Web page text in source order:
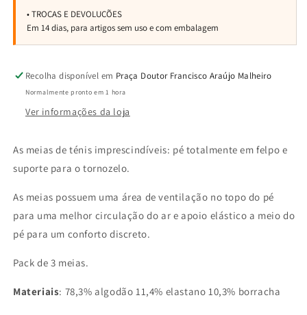
Recolha disponível em Praça Doutor Francisco Araújo Malheiro
Normalmente pronto em 1 hora
Ver informações da loja
As meias de ténis imprescindíveis: pé totalmente em felpo e
suporte para o tornozelo.
As meias possuem uma área de ventilação no topo do pé
para uma melhor circulação do ar e apoio elástico a meio do
pé para um conforto discreto.
Pack de 3 meias.
Materiais: 78,3% algodão 11,4% elastano 10,3% borracha